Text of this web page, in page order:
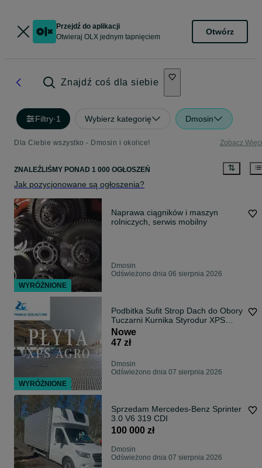
Przejdź do aplikacji
Otwieraj OLX jednym tapnięciem
Otwórz
Znajdź coś dla siebie
Filtry·1 Wybierz kategorię Dmosin
Dla Ciebie wszystko - Dmosin i okolice! Zobacz
ZNALEŹLIŚMY PONAD 1 000 OGŁOSZEŃ
Jak pozycjonowane są ogłoszenia?
Naprawa ciągników i maszyn
rolniczych, serwis mobilny
Dmosin
Odświeżono dnia 06 sierpnia 2026
Podbitka Sufit Strop Dach do Obory
Tuczarni Kurnika Styrodur XPS
AGRO
Nowe
47 zł
Dmosin
Odświeżono dnia 07 sierpnia 2026
Sprzedam Mercedes-Benz Sprinter
3.0 V6 319 CDI
100 000 zł
Dmosin
Odświeżono dnia 07 sierpnia 2026
WYRÓŻNIONE
WYRÓŻNIONE